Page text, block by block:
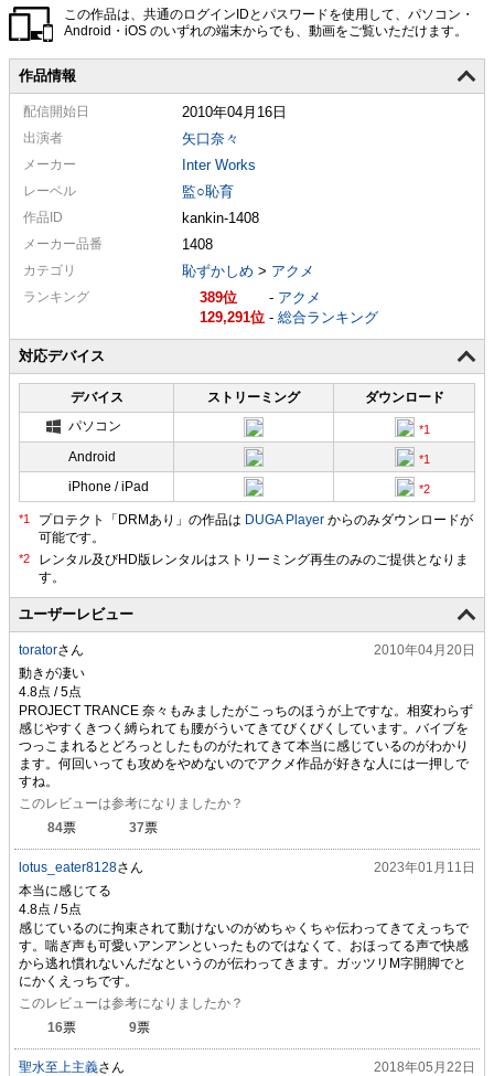
この作品は、共通のログインIDとパスワードを使用して、パソコン・
Android・iOS のいずれの端末からでも、動画をご覧いただけます。
作品情報
配信開始日 2010年04月16日
出演者 矢口奈々
メーカー Inter Works
レーベル 監○恥育
作品ID kankin-1408
メーカー品番 1408
カテゴリ 恥ずかしめ > アクメ
ランキング 389 - アクメ
129,291
- 総合ランキング
対応デバイス
デバイス ストリーミング
ダウンロード
パソコン
Android
iPhone / iPad
プロテクト「DRMあり」の作品は DUGA Player からのみダウンロードが
可能です。
ユーザーレビュー
toratorさん
2010年04月20日
動きが凄い
PROJECT TRANCE 奈々もみましたがこっちのほうが上ですな。相変わらず
感じやすくきつく縛られても腰がういてきてびくびくしています。バイブを
つっこまれるとどろっとしたものがたれてきて本当に感じているのがわかり
ます。何回いっても攻めをやめないのでアクメ作品が好きな人には一押しで
すね。
このレビューは参考になりましたか？
84票 37票
lotus_eater8128さん
2023年01月11日
本当に感じてる
感じているのに拘束されて動けないのがめちゃくちゃ伝わってきてえっちで
す。喘ぎ声も可愛いアンアンといったものではなくて、おほってる声で快感
から逃れ慣れないんだなというのが伝わってきます。ガッツリM字開脚でと
にかくえっちです。
このレビューは参考になりましたか？
16票 9票
聖水至上主義さん
2018年05月22日